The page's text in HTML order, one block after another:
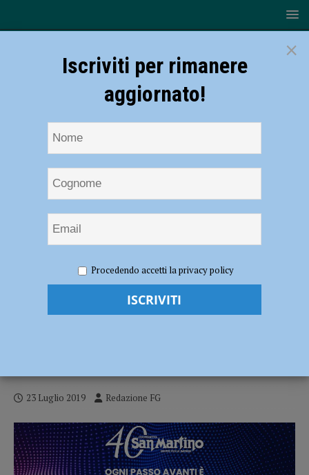
locale, ok in consiglio comunale. Sindacati: “Peccato per le castronerie
di Saccardi”
Taser alla polizia locale, ok in consiglio
23 Luglio 2019 Redazione FG
×
Iscriviti per rimanere
aggiornato!
Procedendo accetti la privacy policy